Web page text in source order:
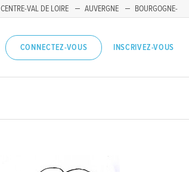
CENTRE-VAL DE LOIRE AUVERGNE
BOURGOGNE-
CONNECTEZ-VOUS INSCRIVEZ-VOUS